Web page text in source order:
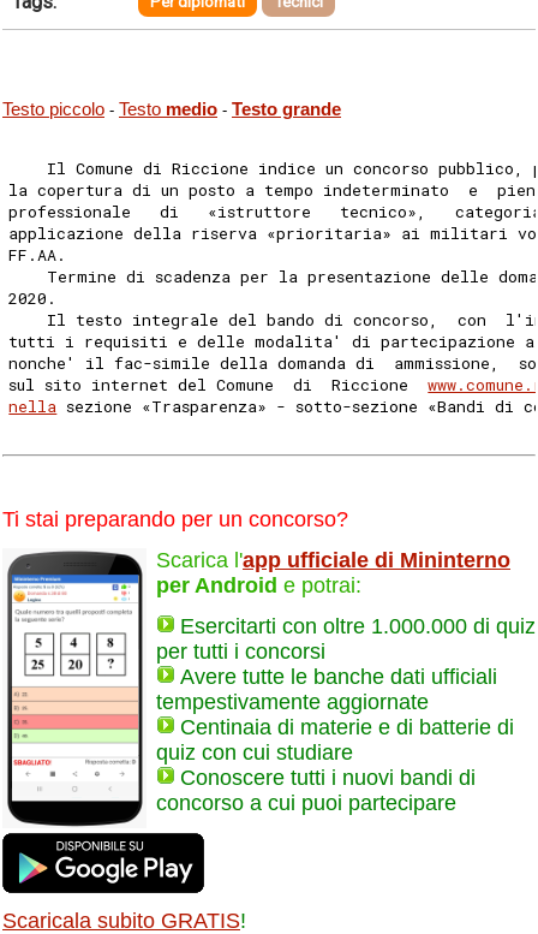
Testo piccolo - Testo medio - Testo grande
Il Comune di Riccione indice un concorso pubblico,
la copertura di un posto a tempo indeterminato  e
professionale   di   «istruttore   tecnico»,
applicazione della riserva «prioritaria» ai militari
FF.AA.
Termine di scadenza per la presentazione delle
2020.
Il testo integrale del bando di concorso,  con
tutti i requisiti e delle modalita' di partecipazione
nonche' il fac-simile della domanda di  ammissione,
sul sito internet del Comune  di  Riccione
nella sezione «Trasparenza» - sotto-sezione «Bandi di
Ti stai preparando per un concorso?
Scarica l'app ufficiale di Mininterno
per Android e potrai:
Esercitarti con oltre 1.000.000 di quiz
per tutti i concorsi
Avere tutte le banche dati ufficiali
tempestivamente aggiornate
Centinaia di materie e di batterie di
quiz con cui studiare
Conoscere tutti i nuovi bandi di
concorso a cui puoi partecipare
Scaricala subito GRATIS!